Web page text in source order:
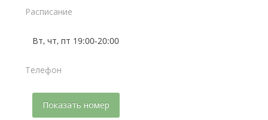
Расписание
Вт, чт, пт 19:00-20:00
Телефон
Показать номер